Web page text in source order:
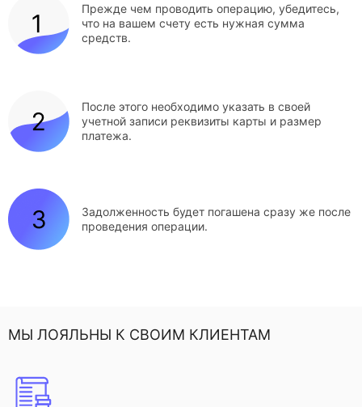
Прежде чем проводить операцию, убедитесь,
что на вашем счету есть нужная сумма
средств.
После этого необходимо указать в своей
учетной записи реквизиты карты и размер
платежа.
Задолженность будет погашена сразу же после
проведения операции.
МЫ ЛОЯЛЬНЫ К СВОИМ КЛИЕНТАМ